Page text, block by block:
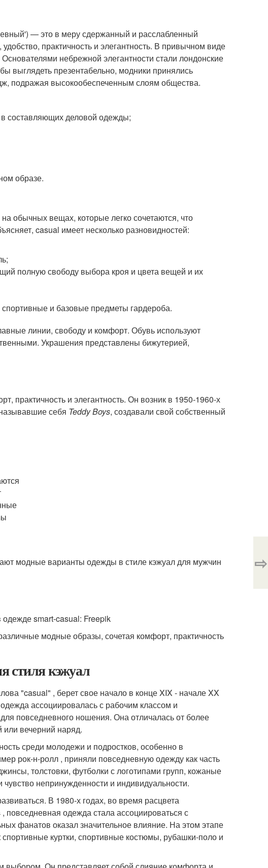
— это в меру сдержанный и расслабленный
практичность и элегантность. В привычном виде
небрежной элегантности стали лондонские
выглядеть презентабельно, модники принялись
подражая высокообеспеченным слоям общества.
составляющих деловой одежды;
образе.
обычных вещах, которые легко сочетаются, что
casual имеет несколько разновидностей:
полную свободу выбора кроя и цвета вещей и их
и базовые предметы гардероба.
линии, свободу и комфорт. Обувь используют
Украшения представлены бижутерией,
практичность и элегантность. Он возник в 1950-1960-х
себя Teddy Boys, создавали свой собственный
модные варианты одежды в стиле кэжуал для мужчин
модные образы, сочетая комфорт, практичность
стиля кэжуал
"casual" , берет свое начало в конце XIX - начале XX
ассоциировалась с рабочим классом и
повседневного ношения. Она отличалась от более
вечерний наряд.
среди молодежи и подростков, особенно в
рок-н-ролл , приняли повседневную одежду как часть
толстовки, футболки с логотипами групп, кожаные
непринужденности и индивидуальности.
В 1980-х годах, во время расцвета
повседневная одежда стала ассоциироваться с
фанатов оказал значительное влияние. На этом этапе
куртки, спортивные костюмы, рубашки-поло и
⇨